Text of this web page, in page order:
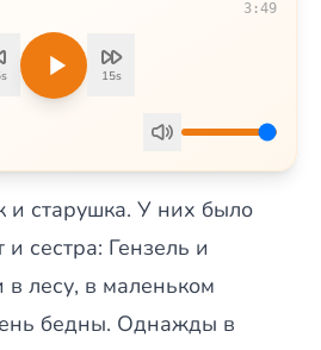
3:49
15s
старушка. У них было
сестра: Гензель и
лесу, в маленьком
бедны. Однажды в